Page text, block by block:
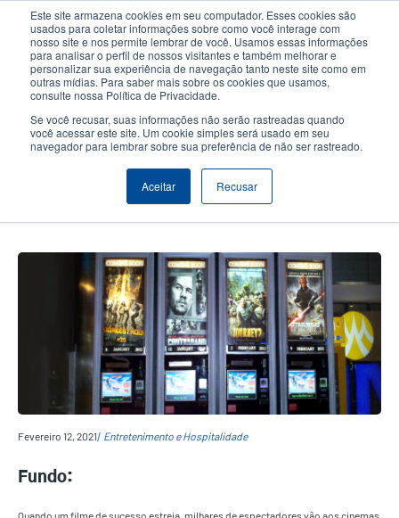
Este site armazena cookies em seu computador. Esses cookies são
usados para coletar informações sobre como você interage com
nosso site e nos permite lembrar de você. Usamos essas informações
para analisar o perfil de nossos visitantes e também melhorar e
personalizar sua experiência de navegação tanto neste site como em
outras mídias. Para saber mais sobre os cookies que usamos,
consulte nossa Política de Privacidade.
Se você recusar, suas informações não serão rastreadas quando
você acessar este site. Um cookie simples será usado em seu
navegador para lembrar sobre sua preferência de não ser rastreado.
Aceitar Recusar
conteúdo
principal
User
account
User
Header
Seletor de Produto Contactar Vendas
Quiosques de autoatendimento
com TDP-247 aceleram a venda
de ingressos de cinema
Fevereiro 12, 2021 Entretenimento e Hospitalidade
Fundo:
Quando um filme de sucesso estreia, milhares de espectadores vão aos cinemas